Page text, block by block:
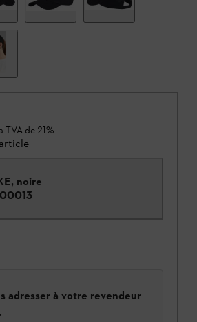
TVA de 21%.
noire
adresser à votre revendeur